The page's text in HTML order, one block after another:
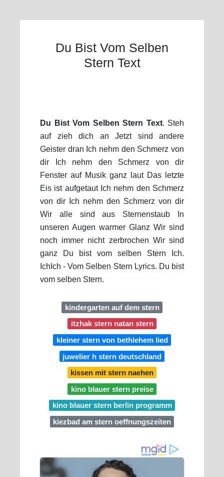
Du Bist Vom Selben
Stern Text
Du Bist Vom Selben Stern Text. Steh
auf zieh dich an Jetzt sind andere
Geister dran Ich nehm den Schmerz von
dir Ich nehm den Schmerz von dir
Fenster auf Musik ganz laut Das letzte
Eis ist aufgetaut Ich nehm den Schmerz
von dir Ich nehm den Schmerz von dir
Wir alle sind aus Sternenstaub In
unseren Augen warmer Glanz Wir sind
noch immer nicht zerbrochen Wir sind
ganz Du bist vom selben Stern Ich.
IchIch - Vom Selben Stern Lyrics. Du bist
vom selben Stern.
kindergarten auf dem stern
itzhak stern natan stern
kleiner stern von bethlehem lied
juwelier h stern deutschland
kissen mit stern naehen
kino blauer stern preise
kino blauer stern berlin programm
kiezbad am stern oeffnungszeiten